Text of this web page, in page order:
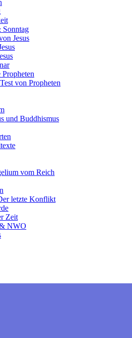
Sonntag
Jesus
von Propheten
und Buddhismus
vom Reich
letzte Konflikt
Zeit
NWO